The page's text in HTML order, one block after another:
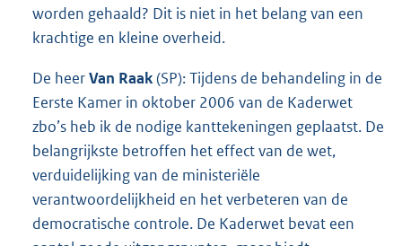
worden gehaald? Dit is niet in het belang van een
krachtige en kleine overheid.
De heerVan Raak(SP): Tijdens de behandeling in de
Eerste Kamer in oktober 2006 van de Kaderwet
zbo’s heb ik de nodige kanttekeningen geplaatst. De
belangrijkste betroffen het effect van de wet,
verduidelijking van de ministeriële
verantwoordelijkheid en het verbeteren van de
democratische controle. De Kaderwet bevat een